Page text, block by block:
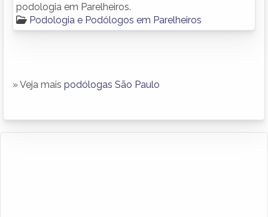
podologia em Parelheiros.
Podologia e Podólogos em Parelheiros
» Veja mais podólogas São Paulo